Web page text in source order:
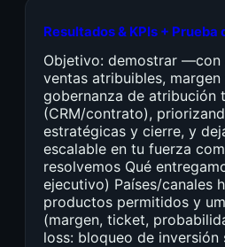
Resultados & KPIs + Prueba
Objetivo: demostrar
ventas atribuibles,
gobernanza de atribución
(CRM/contrato),
estratégicas y cierre, y
escalable en tu fuerza
resolvemos Qué
ejecutivo) Países/canales
productos permitidos y
(margen, ticket,
loss: bloqueo de inversión